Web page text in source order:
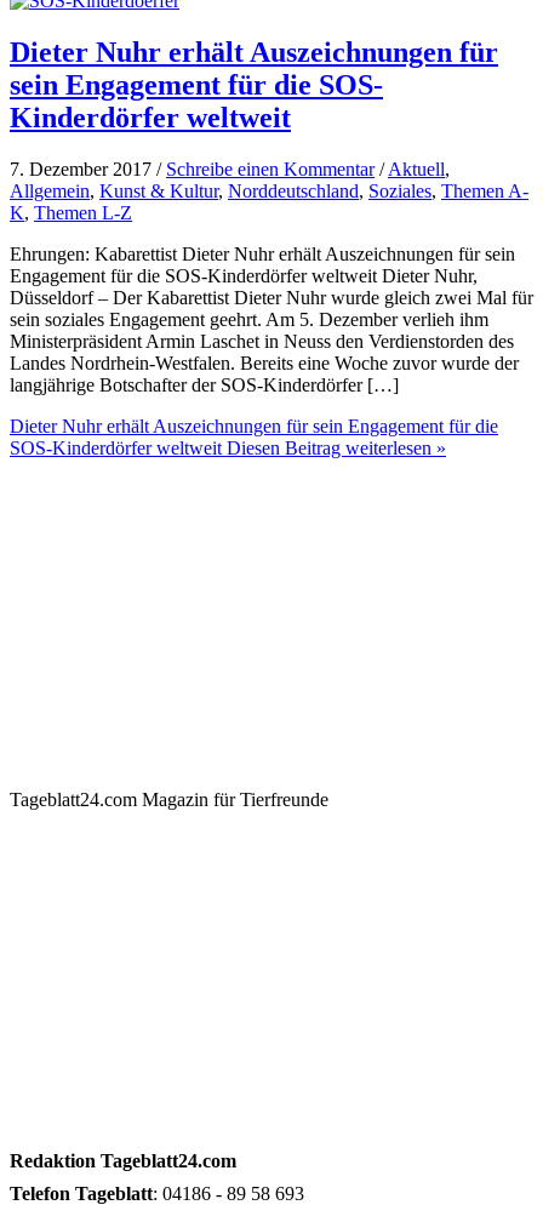
Dieter Nuhr erhält Auszeichnungen für
sein Engagement für die SOS-
Kinderdörfer weltweit
7. Dezember 2017 / Schreibe einen Kommentar /Aktuell,
Allgemein, Kunst & Kultur, Norddeutschland, Soziales, Themen A-
K, Themen L-Z
Ehrungen: Kabarettist Dieter Nuhr erhält Auszeichnungen für sein
Engagement für die SOS-Kinderdörfer weltweit Dieter Nuhr,
Düsseldorf – Der Kabarettist Dieter Nuhr wurde gleich zwei Mal für
sein soziales Engagement geehrt. Am 5. Dezember verlieh ihm
Ministerpräsident Armin Laschet in Neuss den Verdienstorden des
Landes Nordrhein-Westfalen. Bereits eine Woche zuvor wurde der
langjährige Botschafter der SOS-Kinderdörfer […]
Dieter Nuhr erhält Auszeichnungen für sein Engagement für die
SOS-Kinderdörfer weltweit Diesen Beitrag weiterlesen »
Tageblatt24.com Magazin für Tierfreunde
Redaktion Tageblatt24.com
Telefon Tageblatt: 04186 - 89 58 693